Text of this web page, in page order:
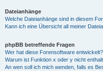
Dateianhänge
Welche Dateianhänge sind in diesem
Kann ich eine Übersicht all meiner
phpBB betreffende Fragen
Wer hat diese Forensoftware entwickelt?
Warum ist Funktion x oder y nicht
An wen soll ich mich wenden, falls es